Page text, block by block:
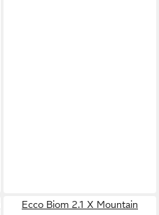
Ecco Biom 2.1 X Mountain